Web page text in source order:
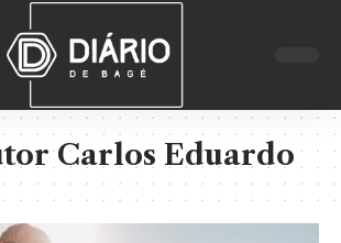
Carlos Eduardo